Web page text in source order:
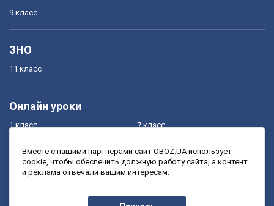
9 класс
ЗНО
11 класс
Онлайн уроки
1 класс
3 класс
7 класс
9 класс
Вместе с нашими партнерами сайт OBOZ.UA использует
cookie, чтобы обеспечить должную работу сайта, а контент
и реклама отвечали вашим интересам.